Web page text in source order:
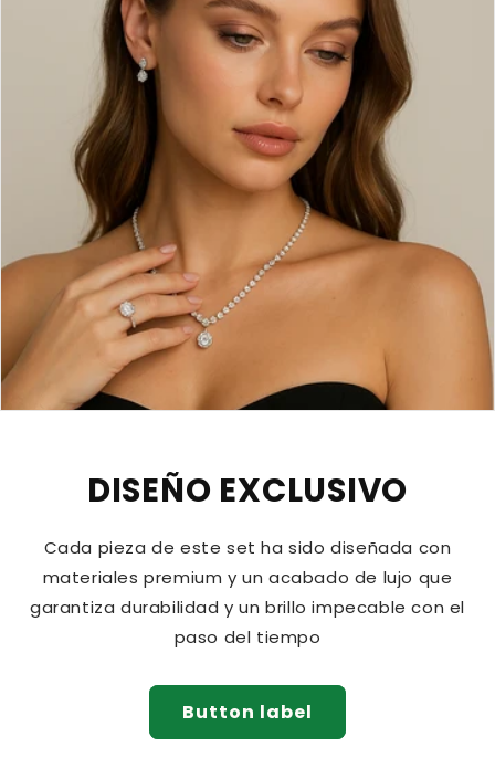
DISEÑO EXCLUSIVO
Cada pieza de este set ha sido diseñada con
materiales premium y un acabado de lujo que
garantiza durabilidad y un brillo impecable con el
paso del tiempo
Button label